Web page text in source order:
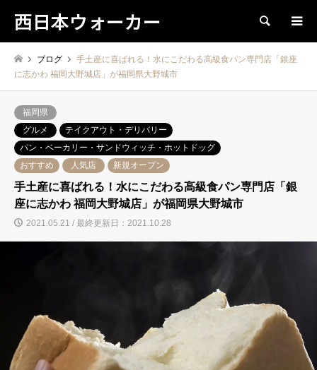
西日本ウォーカー 検索
ブログ
手土産に喜ばれる！水にこだわる高級食パン専門店「銀座
に志かわ 福岡大野城店」が福岡県大野城市
福岡県
グルメ
テイクアウト・デリバリー
パン・ベーカリー・サンドウィッチ・ホットドッグ
おすすめ
人気店 新規オープン
手土産に喜ばれる！水にこだわる高級食パン専門店「銀
座に志かわ 福岡大野城店」が福岡県大野城市
2021.05.21 / 最終更新日：2021.10.28